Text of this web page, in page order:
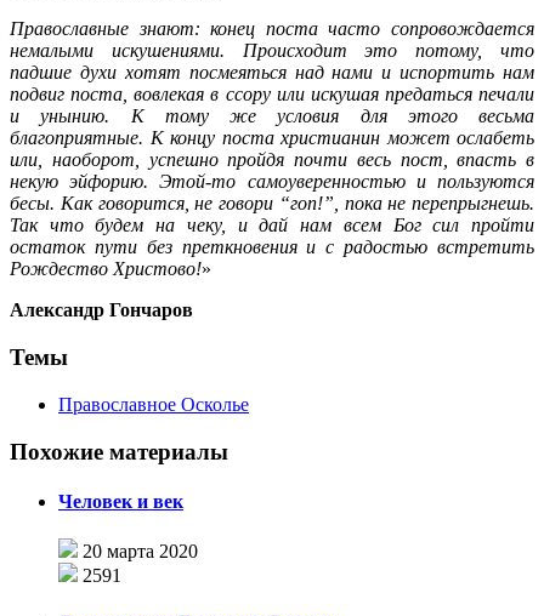
Православные знают: конец поста часто сопровождается
немалыми искушениями. Происходит это потому, что
падшие духи хотят посмеяться над нами и испортить нам
подвиг поста, вовлекая в ссору или искушая предаться печали
и унынию. К тому же условия для этого весьма
благоприятные. К концу поста христианин может ослабеть
или, наоборот, успешно пройдя почти весь пост, впасть в
некую эйфорию. Этой-то самоуверенностью и пользуются
бесы. Как говорится, не говори “гоп!”, пока не перепрыгнешь.
Так что будем на чеку, и дай нам всем Бог сил пройти
остаток пути без преткновения и с радостью встретить
Рождество Христово!»
Александр Гончаров
Темы
Православное Осколье
Похожие материалы
Человек и век
20 марта 2020
2591